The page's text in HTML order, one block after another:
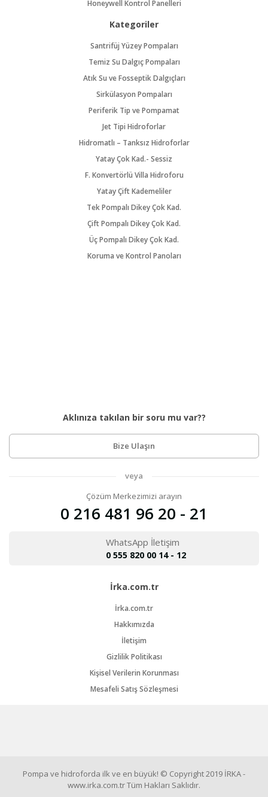
Honeywell Kontrol Panelleri
Kategoriler
Santrifüj Yüzey Pompaları
Temiz Su Dalgıç Pompaları
Atık Su ve Fosseptik Dalgıçları
Sirkülasyon Pompaları
Periferik Tip ve Pompamat
Jet Tipi Hidroforlar
Hidromatlı – Tanksız Hidroforlar
Yatay Çok Kad.- Sessiz
F. Konvertörlü Villa Hidroforu
Yatay Çift Kademeliler
Tek Pompalı Dikey Çok Kad.
Çift Pompalı Dikey Çok Kad.
Üç Pompalı Dikey Çok Kad.
Koruma ve Kontrol Panoları
Aklınıza takılan bir soru mu var??
Bize Ulaşın
veya
Çözüm Merkezimizi arayın
0 216 481 96 20 - 21
WhatsApp İletişim
0 555 820 00 14 - 12
İrka.com.tr
İrka.com.tr
Hakkımızda
İletişim
Gizlilik Politikası
Kişisel Verilerin Korunması
Mesafeli Satış Sözleşmesi
Pompa ve hidroforda ilk ve en büyük! © Copyright 2019 İRKA -
www.irka.com.tr Tüm Hakları Saklıdır.